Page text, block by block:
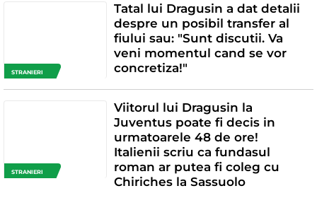
STRANIERI
Tatal lui Dragusin a dat detalii
despre un posibil transfer al
fiului sau: "Sunt discutii. Va
veni momentul cand se vor
concretiza!"
STRANIERI
Viitorul lui Dragusin la
Juventus poate fi decis in
urmatoarele 48 de ore!
Italienii scriu ca fundasul
roman ar putea fi coleg cu
Chiriches la Sassuolo